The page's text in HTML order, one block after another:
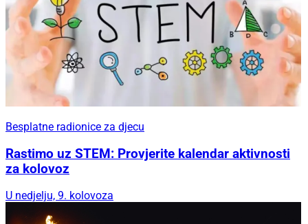
Besplatne radionice za djecu
Rastimo uz STEM: Provjerite kalendar aktivnosti
za kolovoz
U nedjelju, 9. kolovoza